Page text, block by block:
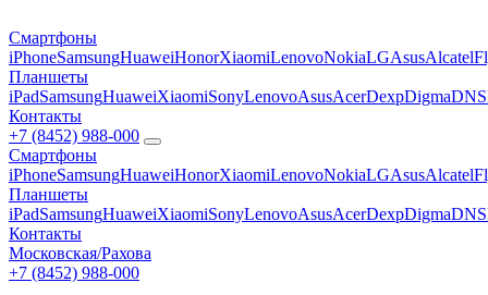
Смартфоны
iPhoneSamsungHuaweiHonorXiaomiLenovoNokiaLGAsusAlcatel
Планшеты
iPadSamsungHuaweiXiaomiSonyLenovoAsusAcerDexpDigmaDNS
Контакты
+7 (8452) 988-000
Смартфоны
iPhoneSamsungHuaweiHonorXiaomiLenovoNokiaLGAsusAlcatel
Планшеты
iPadSamsungHuaweiXiaomiSonyLenovoAsusAcerDexpDigmaDNS
Контакты
Московская/Рахова
+7 (8452) 988-000